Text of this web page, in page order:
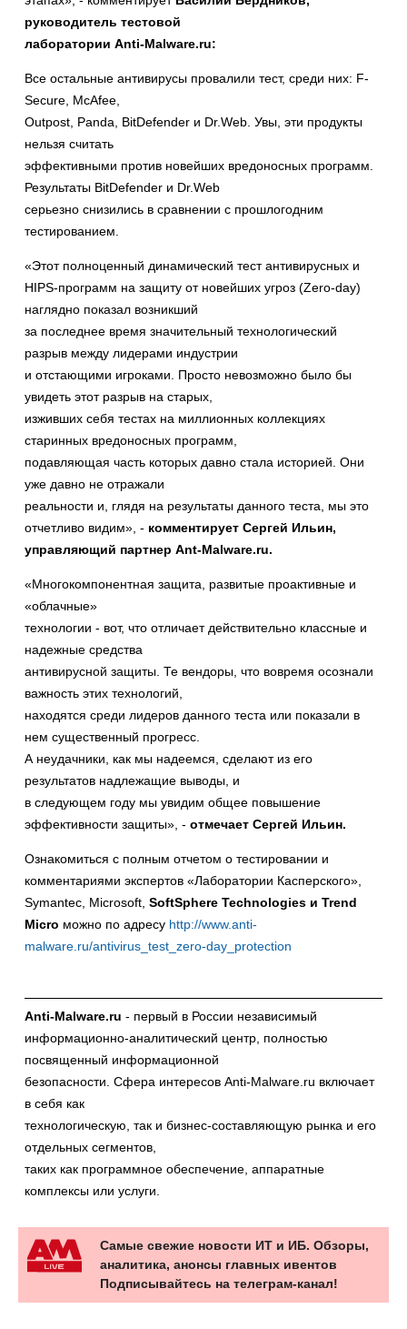
руководитель тестовой
лаборатории Anti-Malware.ru:
Все остальные антивирусы провалили тест, среди них: F-
Secure, McAfee,
Outpost, Panda, BitDefender и Dr.Web. Увы, эти продукты
нельзя считать
эффективными против новейших вредоносных программ.
Результаты BitDefender и Dr.Web
серьезно снизились в сравнении с прошлогодним
тестированием.
«Этот полноценный динамический тест антивирусных и
HIPS-программ на защиту от новейших угроз (Zero-day)
наглядно показал возникший
за последнее время значительный технологический
разрыв между лидерами индустрии
и отстающими игроками. Просто невозможно было бы
увидеть этот разрыв на старых,
изживших себя тестах на миллионных коллекциях
старинных вредоносных программ,
подавляющая часть которых давно стала историей. Они
уже давно не отражали
реальности и, глядя на результаты данного теста, мы это
отчетливо видим», - комментирует Сергей Ильин,
управляющий партнер Ant-Malware.ru.
«Многокомпонентная защита, развитые проактивные и
«облачные»
технологии - вот, что отличает действительно классные и
надежные средства
антивирусной защиты. Те вендоры, что вовремя осознали
важность этих технологий,
находятся среди лидеров данного теста или показали в
нем существенный прогресс.
А неудачники, как мы надеемся, сделают из его
результатов надлежащие выводы, и
в следующем году мы увидим общее повышение
эффективности защиты», - отмечает Сергей Ильин.
Ознакомиться с полным отчетом о тестировании и
комментариями экспертов «Лаборатории Касперского»,
Symantec, Microsoft, SoftSphere Technologies и Trend
Micro можно по адресу http://www.anti-
malware.ru/antivirus_test_zero-day_protection
Anti-Malware.ru - первый в России независимый
информационно-аналитический центр, полностью
посвященный информационной
безопасности. Сфера интересов Anti-Malware.ru включает
в себя как
технологическую, так и бизнес-составляющую рынка и его
отдельных сегментов,
таких как программное обеспечение, аппаратные
комплексы или услуги.
Самые свежие новости ИТ и ИБ. Обзоры,
аналитика, анонсы главных ивентов
Подписывайтесь на телеграм-канал!